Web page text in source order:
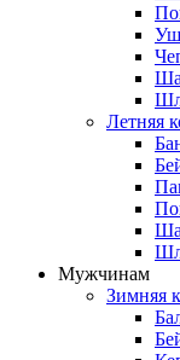
Летняя
Мужчинам
Зимняя